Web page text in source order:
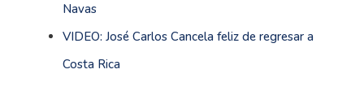
Navas
VIDEO: José Carlos Cancela feliz de regresar a
Costa Rica